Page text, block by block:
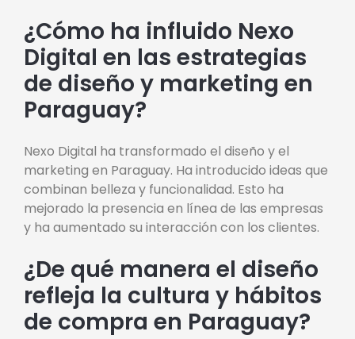
¿Cómo ha influido Nexo
Digital en las estrategias
de diseño y marketing en
Paraguay?
Nexo Digital ha transformado el diseño y el
marketing en Paraguay. Ha introducido ideas que
combinan belleza y funcionalidad. Esto ha
mejorado la presencia en línea de las empresas
y ha aumentado su interacción con los clientes.
¿De qué manera el diseño
refleja la cultura y hábitos
de compra en Paraguay?